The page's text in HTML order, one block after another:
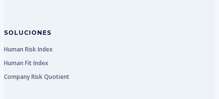
SOLUCIONES
Human Risk Index
Human Fit Index
Company Risk Quotient